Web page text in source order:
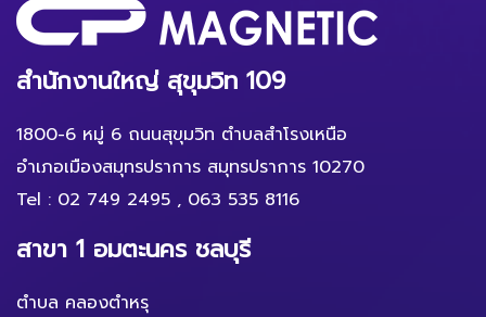
สำนักงานใหญ่ สุขุมวิท 109
1800-6 หมู่ 6 ถนนสุขุมวิท ตำบลสำโรงเหนือ
อำเภอเมืองสมุทรปราการ สมุทรปราการ 10270
Tel : 02 749 2495 , 063 535 8116
สาขา 1 อมตะนคร ชลบุรี
ตำบล คลองตำหรุ